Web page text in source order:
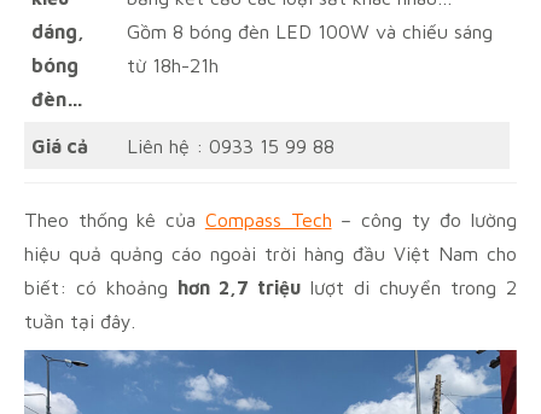
dáng,
bóng
đèn…
Gồm 8 bóng đèn LED 100W và chiếu sáng
từ 18h-21h
Giá cả Liên hệ : 0933 15 99 88
Theo thống kê của Compass Tech – công ty đo lường
hiệu quả quảng cáo ngoài trời hàng đầu Việt Nam cho
biết: có khoảng hơn 2,7 triệu lượt di chuyển trong 2
tuần tại đây.